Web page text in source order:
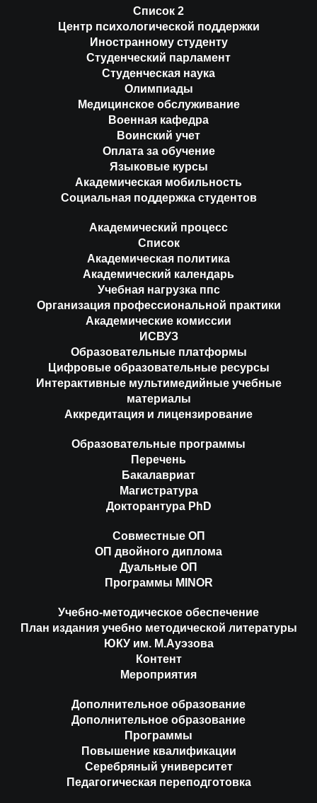
Список 2
Центр психологической поддержки
Иностранному студенту
Студенческий парламент
Студенческая наука
Олимпиады
Медицинское обслуживание
Военная кафедра
Воинский учет
Оплата за обучение
Языковые курсы
Академическая мобильность
Социальная поддержка студентов
Академический процесс
Список
Академическая политика
Академический календарь
Учебная нагрузка ппс
Организация профессиональной практики
Академические комиссии
ИСВУЗ
Образовательные платформы
Цифровые образовательные ресурсы
Интерактивные мультимедийные учебные
материалы
Аккредитация и лицензирование
Образовательные программы
Перечень
Бакалавриат
Магистратура
Докторантура PhD
Совместные ОП
ОП двойного диплома
Дуальные ОП
Программы MINOR
Учебно-методическое обеспечение
План издания учебно методической литературы
ЮКУ им. М.Ауэзова
Контент
Мероприятия
Дополнительное образование
Дополнительное образование
Программы
Повышение квалификации
Серебряный университет
Педагогическая переподготовка